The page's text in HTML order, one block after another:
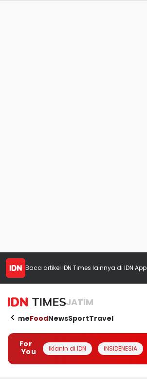
Baca artikel IDN Times lainnya di IDN App
JATIM
HomeFoodNewsSportTravel
For
You
Iklanin di IDN INSIDENESIA